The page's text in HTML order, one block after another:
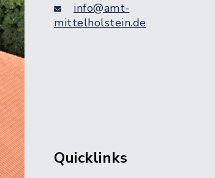
info@amt-
mittelholstein.de
Quicklinks